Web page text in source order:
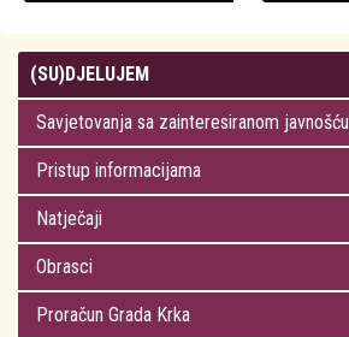
(SU)DJELUJEM
Savjetovanja sa zainteresiranom javnošću
Pristup informacijama
Natječaji
Obrasci
Proračun Grada Krka